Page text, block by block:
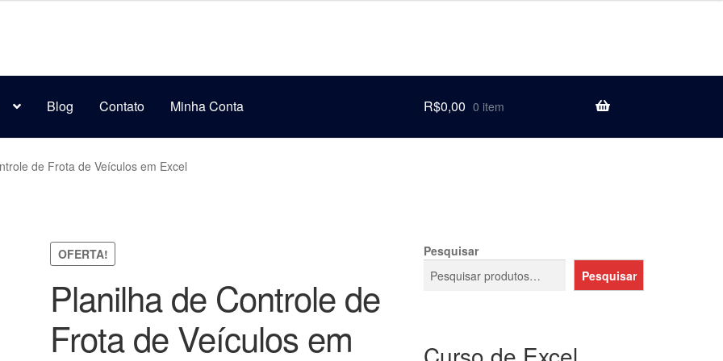
Blog Contato Minha Conta R$0,00 0 item
de Frota de Veículos em Excel
OFERTA!
Planilha de Controle de
Frota de Veículos em
Pesquisar
Pesquisar